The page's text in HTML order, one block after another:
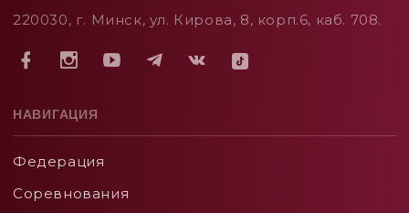
220030, г. Минск, ул. Кирова, 8, корп.6, каб. 708.
НАВИГАЦИЯ
Федерация
Соревнования